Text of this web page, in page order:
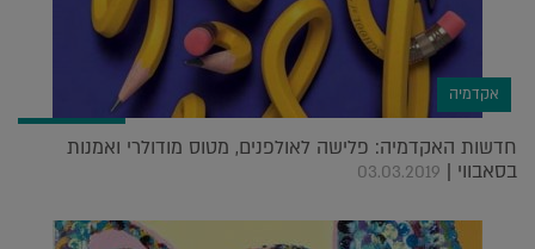
אקדמיה
חדשות האקדמיה: פלישה לאולפנים, מטוס מודולרי ואמנות
בסאבווי | 03.03.2019